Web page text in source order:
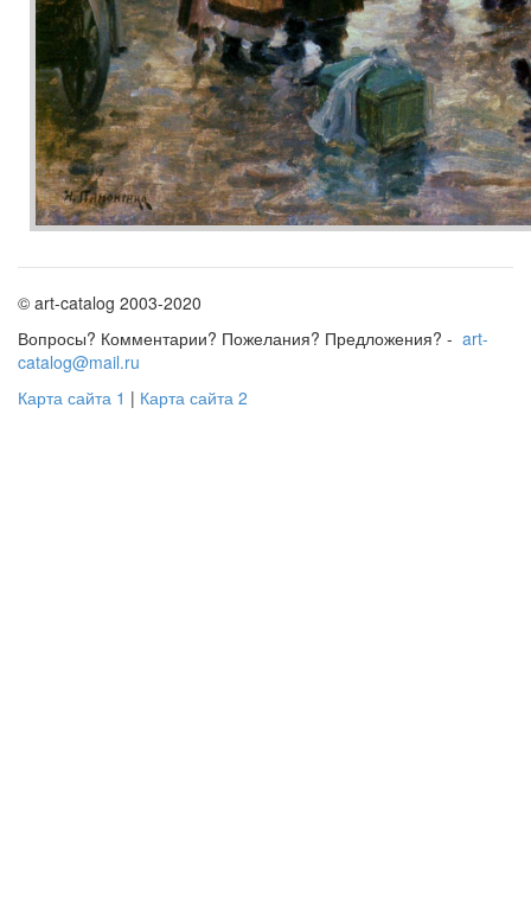
© art-catalog 2003-2020
Вопросы? Комментарии? Пожелания? Предложения? - art-
catalog@mail.ru
Карта сайта 1 | Карта сайта 2